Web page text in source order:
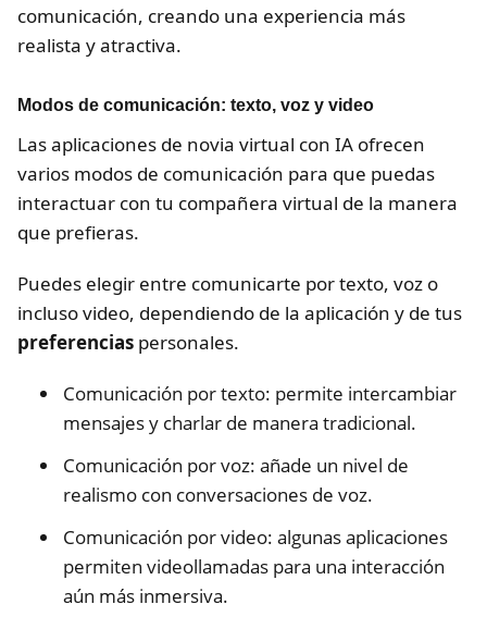
comunicación, creando una experiencia más
realista y atractiva.
Modos de comunicación: texto, voz y video
Las aplicaciones de novia virtual con IA ofrecen
varios modos de comunicación para que puedas
interactuar con tu compañera virtual de la manera
que prefieras.
Puedes elegir entre comunicarte por texto, voz o
incluso video, dependiendo de la aplicación y de tus
preferencias personales.
Comunicación por texto: permite intercambiar
mensajes y charlar de manera tradicional.
Comunicación por voz: añade un nivel de
realismo con conversaciones de voz.
Comunicación por video: algunas aplicaciones
permiten videollamadas para una interacción
aún más inmersiva.